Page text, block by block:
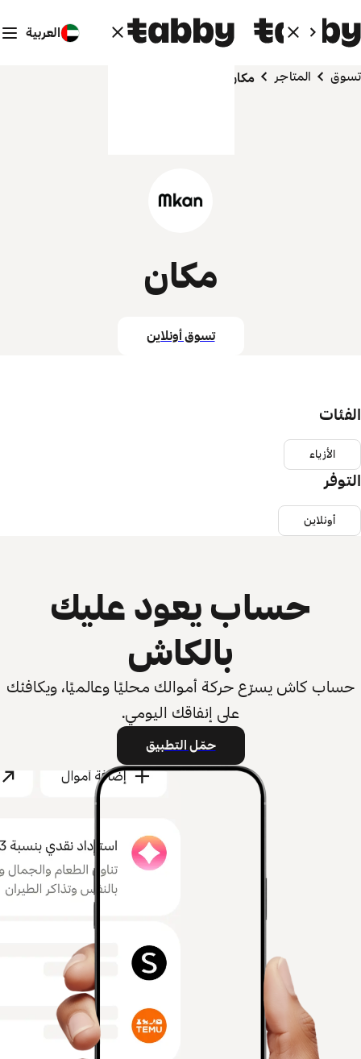
العربية
تسوق المتاجر مكان
مكان
تسوق أونلاين
الفئات
الأزياء
التوفر
أونلاين
حساب يعود عليك
بالكاش
حساب كاش يسرّع حركة أموالك محليًا وعالميًا، ويكافئك
على إنفاقك اليومي.
حمّل التطبيق